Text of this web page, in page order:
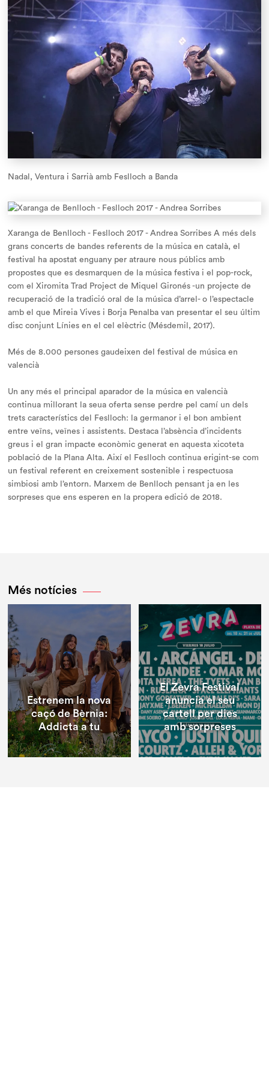
Nadal, Ventura i Sarrià amb Feslloch a Banda
Xaranga de Benlloch - Feslloch 2017 - Andrea Sorribes A més dels
grans concerts de bandes referents de la música en català, el
festival ha apostat enguany per atraure nous públics amb
propostes que es desmarquen de la música festiva i el pop-rock,
com el Xiromita Trad Project de Miquel Gironés -un projecte de
recuperació de la tradició oral de la música d’arrel- o l’espectacle
amb el que Mireia Vives i Borja Penalba van presentar el seu últim
disc conjunt Línies en el cel elèctric (Mésdemil, 2017).
Més de 8.000 persones gaudeixen del festival de música en
valencià
Un any més el principal aparador de la música en valencià
continua millorant la seua oferta sense perdre pel camí un dels
trets característics del Feslloch: la germanor i el bon ambient
entre veïns, veïnes i assistents. Destaca l’absència d’incidents
greus i el gran impacte econòmic generat en aquesta xicoteta
població de la Plana Alta. Així el Feslloch continua erigint-se com
un festival referent en creixement sostenible i respectuosa
simbiosi amb l’entorn. Marxem de Benlloch pensant ja en les
sorpreses que ens esperen en la propera edició de 2018.
Més notícies
Estrenem la nova
caçó de Bèrnia:
Addicta a tu
El Zevra Festival
anuncia el seu
cartell per dies
amb sorpreses